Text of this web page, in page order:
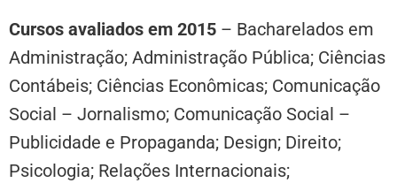
Cursos avaliados em 2015 – Bacharelados em
Administração; Administração Pública; Ciências
Contábeis; Ciências Econômicas; Comunicação
Social – Jornalismo; Comunicação Social –
Publicidade e Propaganda; Design; Direito;
Psicologia; Relações Internacionais;